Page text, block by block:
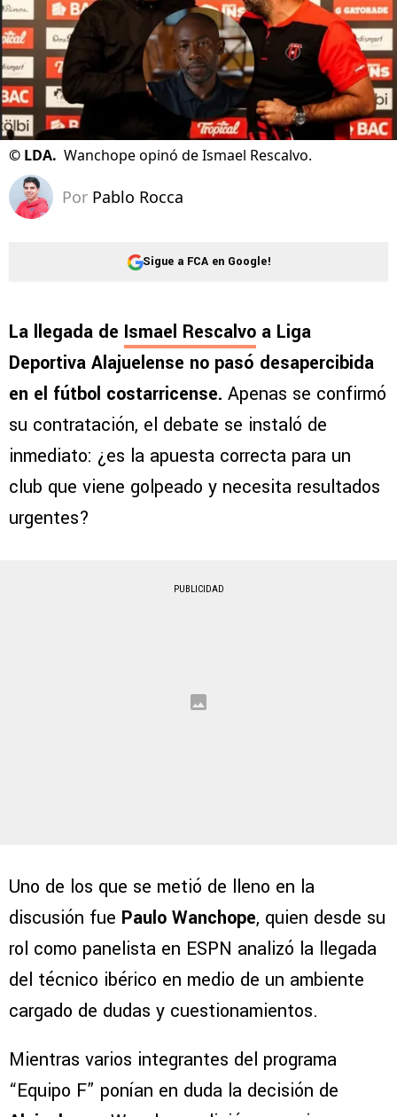
© LDA. Wanchope opinó de Ismael Rescalvo.
Por Pablo Rocca
Sigue a FCA en Google!
La llegada de Ismael Rescalvo a Liga
Deportiva Alajuelense no pasó desapercibida
en el fútbol costarricense. Apenas se confirmó
su contratación, el debate se instaló de
inmediato: ¿es la apuesta correcta para un
club que viene golpeado y necesita resultados
urgentes?
PUBLICIDAD
Uno de los que se metió de lleno en la
discusión fue Paulo Wanchope, quien desde su
rol como panelista en ESPN analizó la llegada
del técnico ibérico en medio de un ambiente
cargado de dudas y cuestionamientos.
Mientras varios integrantes del programa
“Equipo F” ponían en duda la decisión de